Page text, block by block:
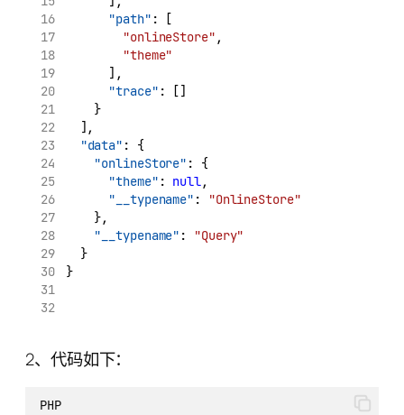
"path" : [
"onlineStore" ,
"theme"
      ],
"trace" : []
    }
  ],
"data" : {
"onlineStore" : {
"theme" : null,
"__typename" :
"OnlineStore"
    },
"__typename" :
"Query"
  }
}
2、代码如下：
PHP